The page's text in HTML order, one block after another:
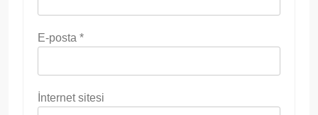
E-posta *
İnternet sitesi